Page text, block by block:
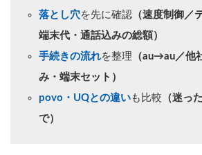
落とし穴を先に確認 （速度制御／
端末代・通話込みの総額）
手続きの流れを整理 （au→au／他
み・端末セット）
povo・UQとの違い も比較 （迷っ
で）